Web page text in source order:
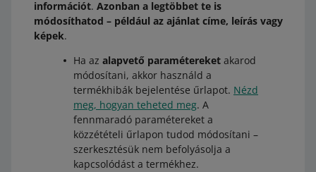
információt. Azonban a legtöbbet te is
módosíthatod – például az ajánlat címe, leírás vagy
képek.
Ha az alapvető paramétereket akarod
módosítani, akkor használd a
termékhibák bejelentése űrlapot. Nézd
meg, hogyan teheted meg. A
fennmaradó paramétereket a
közzétételi űrlapon tudod módosítani –
szerkesztésük nem befolyásolja a
kapcsolódást a termékhez.